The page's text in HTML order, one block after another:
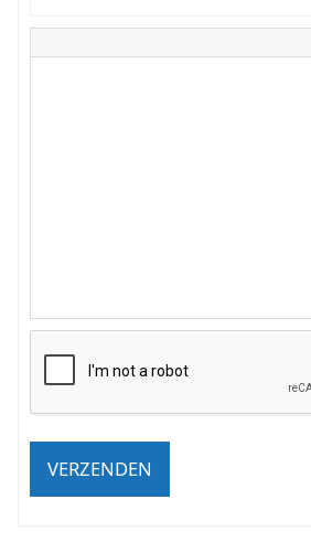
VERZENDEN